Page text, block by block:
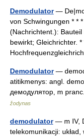
Demodulator—
von Schwingungen * *
(Nachrichtent.):
bewirkt; Gleichrichter.
Demodulator—
atitikmenys: angl.
демодулятор, m
žodynas
demodulator— m IV,
telekomunikacji: